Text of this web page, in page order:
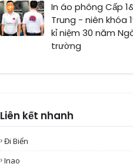
In áo phông Cấp
Trung - niên khóa
kỉ niệm 30 năm
trường
Liên kết nhanh
Đi Biển
Inao